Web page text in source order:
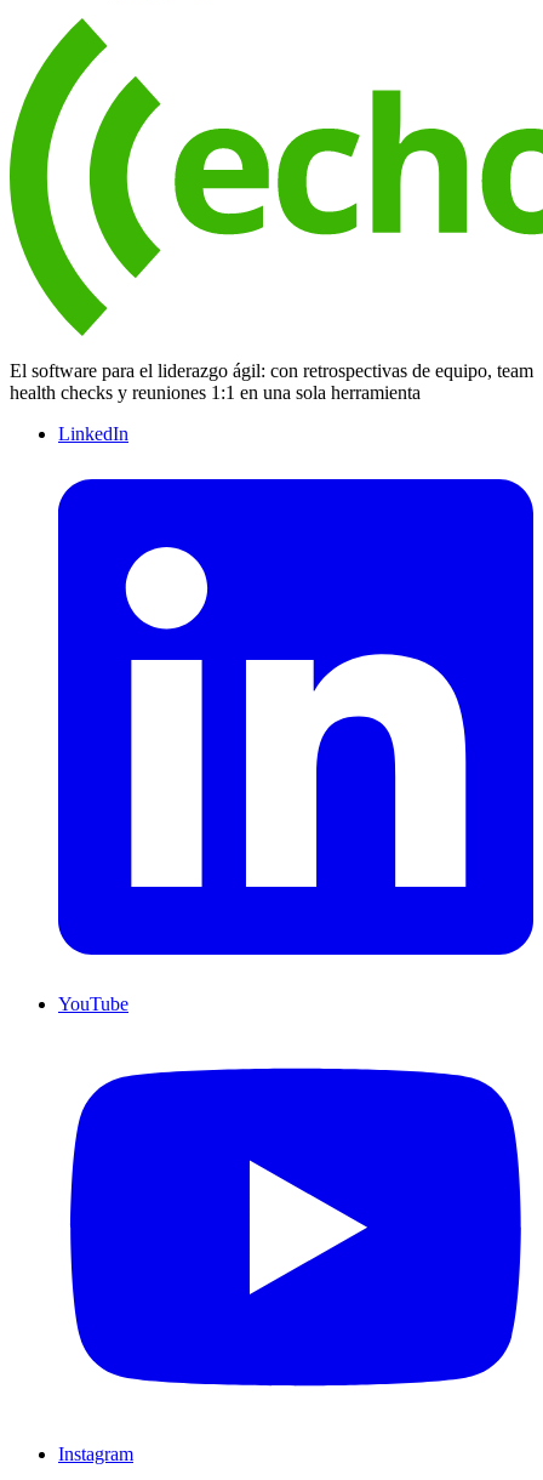
El software para el liderazgo ágil: con retrospectivas de equipo, team
health checks y reuniones 1:1 en una sola herramienta
LinkedIn
YouTube
Instagram